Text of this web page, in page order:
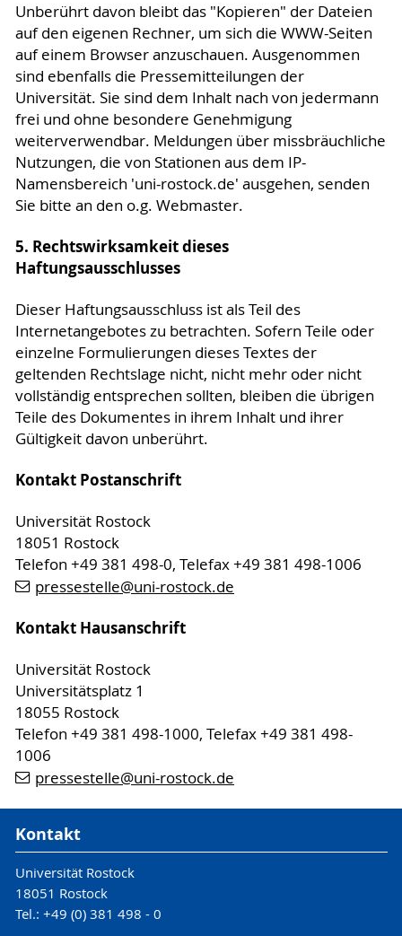
Unberührt davon bleibt das "Kopieren" der Dateien
auf den eigenen Rechner, um sich die WWW-Seiten
auf einem Browser anzuschauen. Ausgenommen
sind ebenfalls die Pressemitteilungen der
Universität. Sie sind dem Inhalt nach von jedermann
frei und ohne besondere Genehmigung
weiterverwendbar. Meldungen über missbräuchliche
Nutzungen, die von Stationen aus dem IP-
Namensbereich 'uni-rostock.de' ausgehen, senden
Sie bitte an den o.g. Webmaster.
5. Rechtswirksamkeit dieses
Haftungsausschlusses
Dieser Haftungsausschluss ist als Teil des
Internetangebotes zu betrachten. Sofern Teile oder
einzelne Formulierungen dieses Textes der
geltenden Rechtslage nicht, nicht mehr oder nicht
vollständig entsprechen sollten, bleiben die übrigen
Teile des Dokumentes in ihrem Inhalt und ihrer
Gültigkeit davon unberührt.
Kontakt Postanschrift
Universität Rostock
18051 Rostock
Telefon +49 381 498-0, Telefax +49 381 498-1006
pressestelle@uni-rostock.de
Kontakt Hausanschrift
Universität Rostock
Universitätsplatz 1
18055 Rostock
Telefon +49 381 498-1000, Telefax +49 381 498-
1006
pressestelle@uni-rostock.de
Kontakt
Universität Rostock
18051 Rostock
Tel.: +49 (0) 381 498 - 0